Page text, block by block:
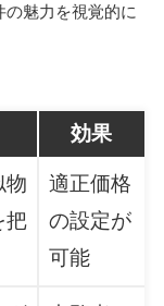
魅力を視覚的に
効果
物
把
適正価格
の設定が
可能